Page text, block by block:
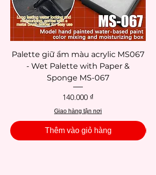
Palette giữ ẩm màu acrylic MS067
- Wet Palette with Paper &
Sponge MS-067
Giá
140.000 ₫
Giao hàng tận nơi
Thêm vào giỏ hàng